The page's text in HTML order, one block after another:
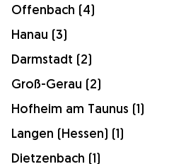
Offenbach (4)
Hanau (3)
Darmstadt (2)
Groß-Gerau (2)
Hofheim am Taunus (1)
Langen (Hessen) (1)
Dietzenbach (1)